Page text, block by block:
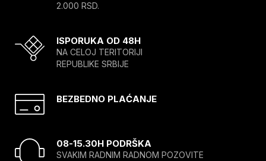
2.000 RSD.
ISPORUKA OD 48H
NA CELOJ TERITORIJI
REPUBLIKE SRBIJE
BEZBEDNO PLAĆANJE
08-15.30H PODRŠKA
SVAKIM RADNIM RADNOM POZOVITE